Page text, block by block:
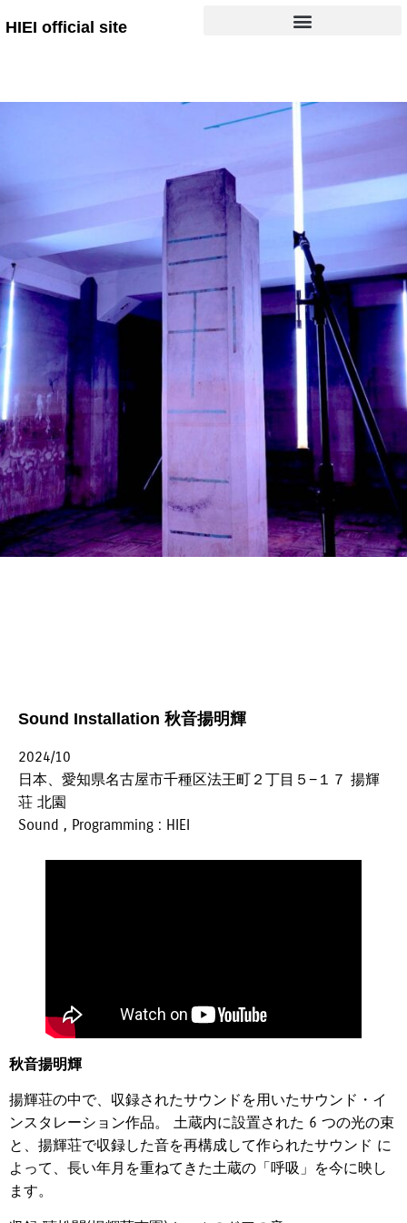
HIEI official site
Sound Installation 秋音揚明輝
2024/10
日本、愛知県名古屋市千種区法王町２丁目５−１７ 揚輝
荘 北園
Sound , Programming : HIEI
秋音揚明輝
揚輝荘の中で、収録されたサウンドを用いたサウンド・イ
ンスタレーション作品。 土蔵内に設置された 6 つの光の束
と、揚輝荘で収録した音を再構成して作られたサウンド に
よって、長い年月を重ねてきた土蔵の「呼吸」を今に映し
ます。